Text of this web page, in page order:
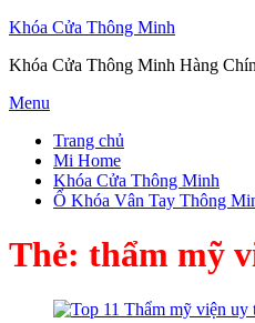
Khóa Cửa Thông Minh
Khóa Cửa Thông Minh Hàng
Skip
content
Menu
Trang chủ
Mi Home
Khóa Cửa Thông Minh
Ổ Khóa Vân Tay Thông
Thẻ: thẩm mỹ